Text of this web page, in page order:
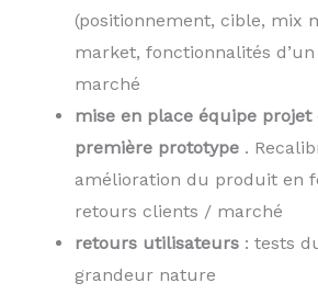
(positionnement, cible, mix
market, fonctionnalités
marché
mise en place équipe
première prototype .
amélioration du produit en
retours clients / marché
retours utilisateurs : tests
grandeur nature